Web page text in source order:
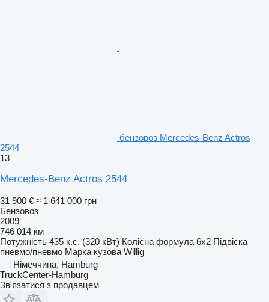
бензовоз Mercedes-Benz Actros
2544
13
Mercedes-Benz Actros 2544
31 900 € ≈ 1 641 000 грн
Бензовоз
2009
746 014 км
Потужність 435 к.с. (320 кВт) Колісна формула 6x2 Підвіска
пневмо/пневмо Марка кузова Willig
Німеччина, Hamburg
TruckCenter-Hamburg
Зв'язатися з продавцем